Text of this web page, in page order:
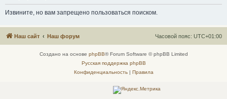
Извините, но вам запрещено пользоваться поиском.
Наш сайт Наш форум Часовой пояс: UTC+01:00
Создано на основе phpBB® Forum Software © phpBB Limited
Русская поддержка phpBB
Конфиденциальность| Правила